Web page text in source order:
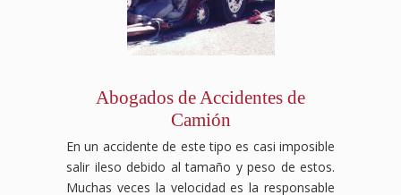
luchemos
justicia
que
mereces
tras
a
conseguir
la
accidente
laboral
mereces.
Abogados de Accidentes de
Camión
En un accidente de este tipo es casi imposible
salir ileso debido al tamaño y peso de estos.
Muchas veces la velocidad es la responsable